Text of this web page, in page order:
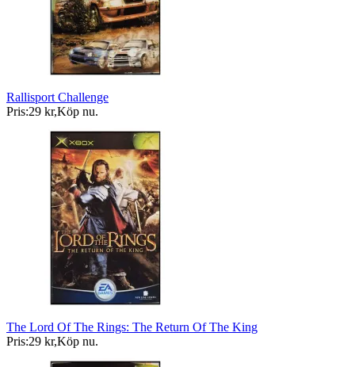
Rallisport Challenge
Pris:29 kr,Köp nu.
The Lord Of The Rings: The Return Of The King
Pris:29 kr,Köp nu.